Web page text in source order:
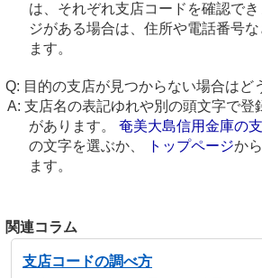
は、それぞれ支店コードを確認で
ジがある場合は、住所や電話番号
ます。
目的の支店が見つからない場合はど
支店名の表記ゆれや別の頭文字で登
があります。 奄美大島信用金庫の
の文字を選ぶか、
トップページか
ます。
関連コラム
支店コードの調べ方